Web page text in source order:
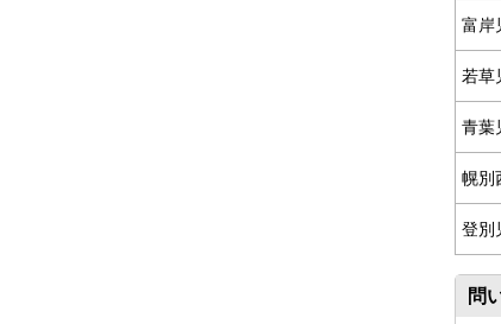
富岸
若草
青葉
幌別
登別
問